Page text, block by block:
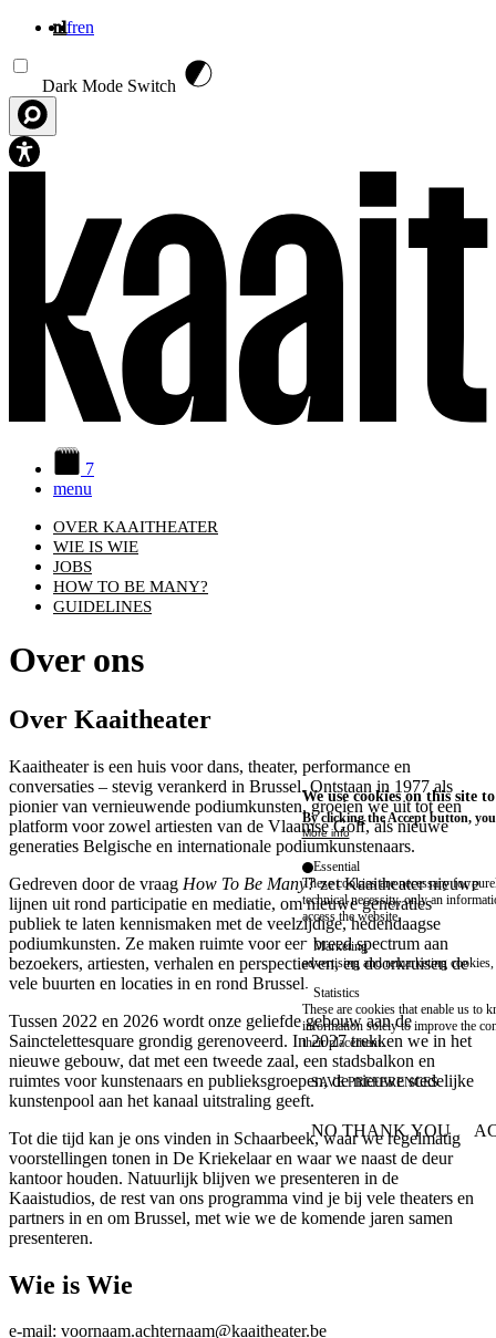
nlfren
Dark Mode Switch
7
menu
OVER KAAITHEATER
WIE IS WIE
JOBS
HOW TO BE MANY?
GUIDELINES
Over ons
Over Kaaitheater
Kaaitheater is een huis voor dans, theater, performance en
conversaties – stevig verankerd in Brussel. Ontstaan in 1977 als
pionier van vernieuwende podiumkunsten, groeien we uit tot een
platform voor zowel artiesten van de Vlaamse Golf, als nieuwe
generaties Belgische en internationale podiumkunstenaars.
Gedreven door de vraag How To Be Many?zet Kaaitheater nieuwe
lijnen uit rond participatie en mediatie, om nieuwe generaties
publiek te laten kennismaken met de veelzijdige, hedendaagse
podiumkunsten. Ze maken ruimte voor een breed spectrum aan
bezoekers, artiesten, verhalen en perspectieven, en doorkruisen de
vele buurten en locaties in en rond Brussel.
Tussen 2022 en 2026 wordt onze geliefde gebouw aan de
Sainctelettesquare grondig gerenoveerd. In 2027 trekken we in het
nieuwe gebouw, dat met een tweede zaal, een stadsbalkon en
ruimtes voor kunstenaars en publieksgroepen, de nieuwe stedelijke
kunstenpool aan het kanaal uitstraling geeft.
Tot die tijd kan je ons vinden in Schaarbeek, waar we regelmatig
voorstellingen tonen in De Kriekelaar en waar we naast de deur
kantoor houden. Natuurlijk blijven we presenteren in de
Kaaistudios, de rest van ons programma vind je bij vele theaters en
partners in en om Brussel, met wie we de komende jaren samen
presenteren.
Wie is Wie
e-mail: voornaam.achternaam@kaaitheater.be
We use cookies on this site
By clicking the Accept button,
More info
Essential
These cookies are necessary for
technical necessity, only an
access the website.
Marketing
advertising and remarketing cookies,
Statistics
These are cookies that enable us to
information solely to improve the
their placement.
SAVE PREFERENCES
NO THANK YOU
WITHDRAW